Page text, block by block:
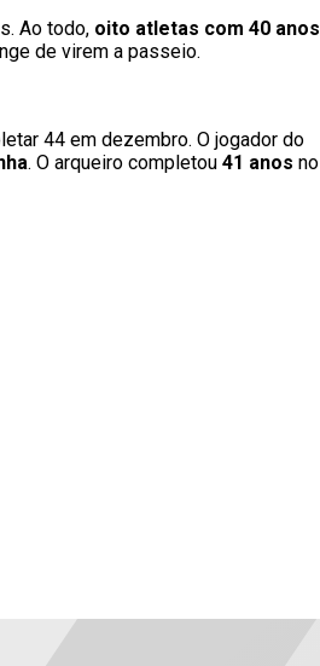
Ao todo, oito atletas com 40 anos
de virem a passeio.
44 em dezembro. O jogador do
. O arqueiro completou 41 anos no